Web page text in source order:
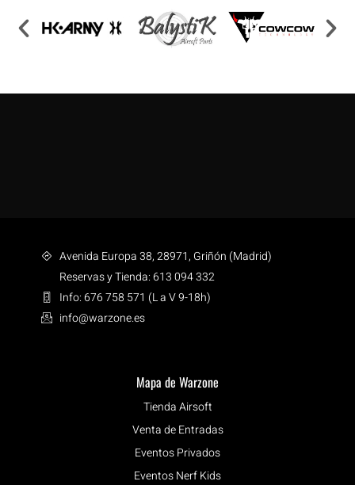
Avenida Europa 38, 28971, Griñón (Madrid)
Reservas y Tienda: 613 094 332
Info: 676 758 571 (L a V 9-18h)
info@warzone.es
Mapa de Warzone
Tienda Airsoft
Venta de Entradas
Eventos Privados
Eventos Nerf Kids